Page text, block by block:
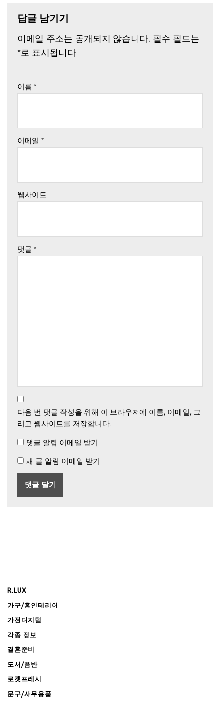
답글 남기기
이메일 주소는 공개되지 않습니다. 필수 필드는
*로 표시됩니다
이름 *
이메일 *
웹사이트
댓글 *
다음 번 댓글 작성을 위해 이 브라우저에 이름, 이메일, 그
리고 웹사이트를 저장합니다.
댓글 알림 이메일 받기
새 글 알림 이메일 받기
R.LUX
가구/홈인테리어
가전디지털
각종 정보
결혼준비
도서/음반
로켓프레시
문구/사무용품